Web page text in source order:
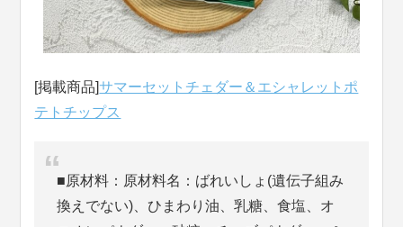
[掲載商品]サマーセットチェダー＆エシャレットポ
テトチップス
■原材料：原材料名：ばれいしょ(遺伝子組み
換えでない)、ひまわり油、乳糖、食塩、オ